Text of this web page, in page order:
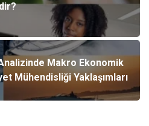
Makro Ekonomik
Mühendisliği Yaklaşımları